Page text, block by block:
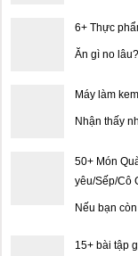
6+ Thực
Ăn gì no
Máy làm
Nhận thấy
50+ Món
yêu/Sếp/Cô
Nếu bạn
15+ bài tập